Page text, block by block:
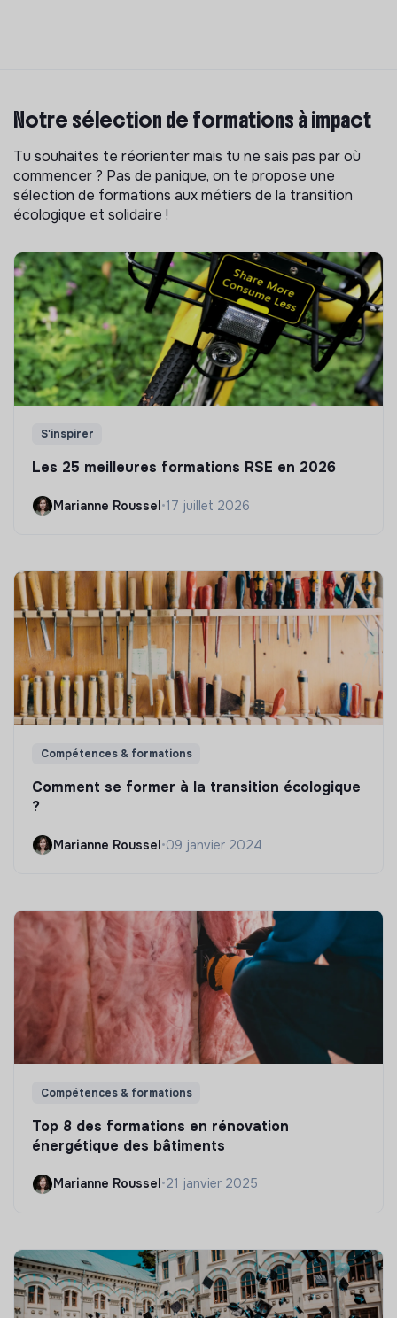
Notre sélection de formations à impact
Tu souhaites te réorienter mais tu ne sais pas par où
commencer ? Pas de panique, on te propose une
sélection de formations aux métiers de la transition
écologique et solidaire !
S'inspirer
Les 25 meilleures formations RSE en 2026
Marianne Roussel•17 juillet 2026
Compétences & formations
Comment se former à la transition écologique
?
Marianne Roussel•09 janvier 2024
Compétences & formations
Top 8 des formations en rénovation
énergétique des bâtiments
Marianne Roussel•21 janvier 2025